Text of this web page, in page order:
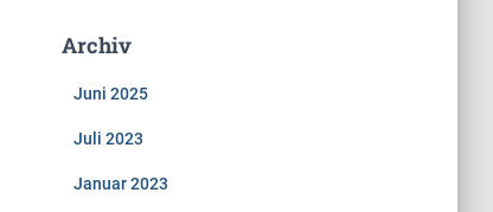
Archiv
Juni 2025
Juli 2023
Januar 2023